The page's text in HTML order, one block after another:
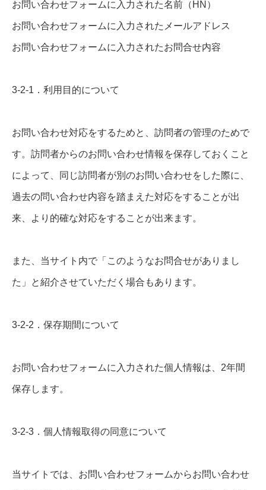
お問い合わせフォームに入力された名前（HN）
お問い合わせフォームに入力されたメールアドレス
お問い合わせフォームに入力されたお問合せ内容
3-2-1．利用目的について
お問い合わせ対応をするためと、訪問者の管理のためで
す。訪問者からのお問い合わせ情報を保存しておくこと
によって、同じ訪問者が別のお問い合わせをした際に、
過去の問い合わせ内容を踏まえた対応をすることが出
来、より的確な対応をすることが出来ます。
また、当サイト内で「このようなお問合せがありまし
た」と紹介させていただく場合もあります。
3-2-2．保存期間について
お問い合わせフォームに入力された個人情報は、2年間
保存します。
3-2-3．個人情報取得の同意について
当サイトでは、お問い合わせフォームからお問い合わせ